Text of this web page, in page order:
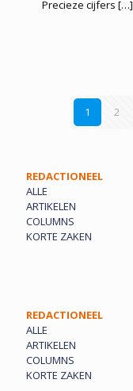
Precieze cijfers […]
1 2
REDACTIONEEL
ALLE
ARTIKELEN
COLUMNS
KORTE ZAKEN
REDACTIONEEL
ALLE
ARTIKELEN
COLUMNS
KORTE ZAKEN